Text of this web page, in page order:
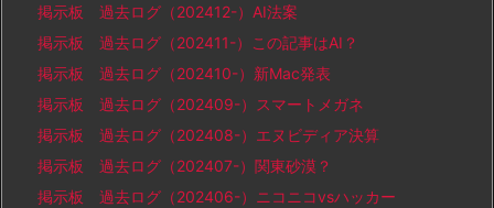
掲示板 過去ログ（202412-）AI法案
掲示板 過去ログ（202411-）この記事はAI？
掲示板 過去ログ（202410-）新Mac発表
掲示板 過去ログ（202409-）スマートメガネ
掲示板 過去ログ（202408-）エヌビディア決算
掲示板 過去ログ（202407-）関東砂漠？
掲示板 過去ログ（202406-）ニコニコvsハッカー